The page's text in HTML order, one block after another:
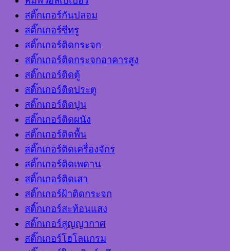
สติ๊กเกอร์กันปลอม
สติ๊กเกอร์ซีทรู
สติ๊กเกอร์ติดกระจก
สติ๊กเกอร์ติดกระจกอาคารสูง
สติ๊กเกอร์ติดตู้
สติ๊กเกอร์ติดประตู
สติ๊กเกอร์ติดปูน
สติ๊กเกอร์ติดผนัง
สติ๊กเกอร์ติดพื้น
สติ๊กเกอร์ติดเครื่องจักร
สติ๊กเกอร์ติดเพดาน
สติ๊กเกอร์ติดเสา
สติ๊กเกอร์ฝ้าติดกระจก
สติ๊กเกอร์สะท้อนแสง
สติ๊กเกอร์สูญญากาศ
สติ๊กเกอร์โฮโลแกรม